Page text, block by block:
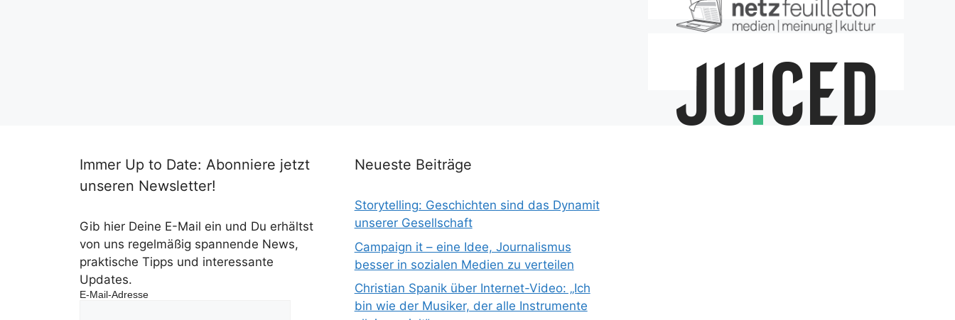
Immer Up to Date: Abonniere jetzt
unseren Newsletter!
Gib hier Deine E-Mail ein und Du erhältst
von uns regelmäßig spannende News,
praktische Tipps und interessante
Updates.
E-Mail-Adresse
Neueste Beiträge
Storytelling: Geschichten sind das Dynamit
unserer Gesellschaft
Campaign it – eine Idee, Journalismus
besser in sozialen Medien zu verteilen
Christian Spanik über Internet-Video: „Ich
bin wie der Musiker, der alle Instrumente